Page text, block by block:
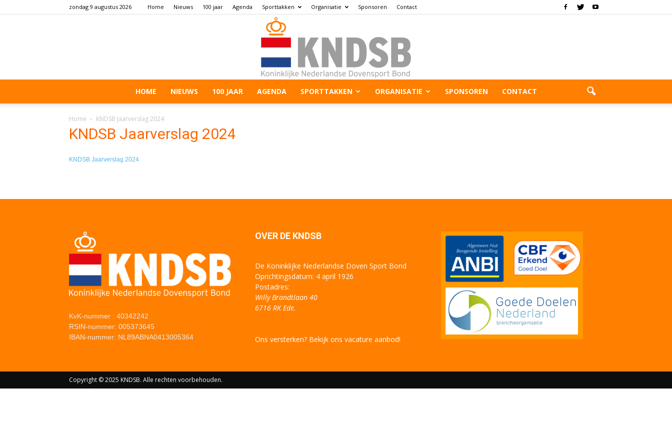
zondag 9 augustus 2026 Home Nieuws 100 jaar Agenda Sporttakken Organisatie Sponsoren Contact
HOME NIEUWS 100 JAAR AGENDA SPORTTAKKEN ORGANISATIE SPONSOREN CONTACT
Home KNDSB Jaarverslag 2024
KNDSB Jaarverslag 2024
KNDSB Jaarverslag 2024
KvK-nummer : 40342242
RSIN-nummer: 005373645
IBAN-nummer: NL89ABNA0413005364
OVER DE KNDSB
De Koninklijke Nederlandse Doven Sport Bond
Oprichtingsdatum: 4 april 1926
Postadres:
Willy Brandtlaan 40
6716 RK Ede.
Ons versterken? Bekijk ons vacature aanbod!
Copyright © 2025 KNDSB. Alle rechten voorbehouden.